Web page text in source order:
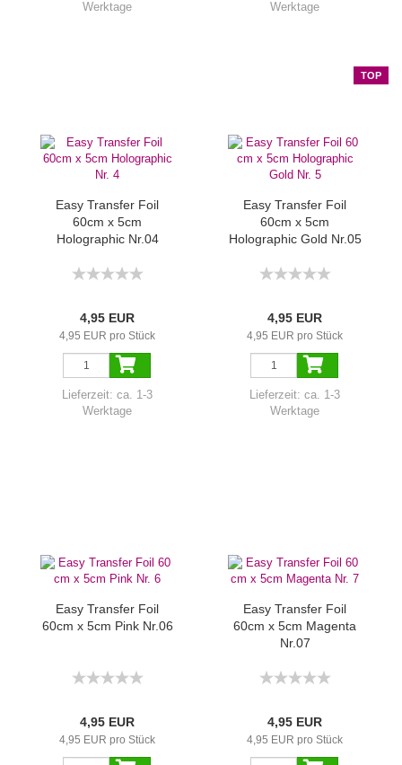
Werktage Werktage
Easy Transfer Foil
60cm x 5cm
Holographic Nr.04
4,95 EUR
4,95 EUR pro Stück
Lieferzeit: ca. 1-3
Werktage
TOP
Easy Transfer Foil
60cm x 5cm
Holographic Gold Nr.05
4,95 EUR
4,95 EUR pro Stück
Lieferzeit: ca. 1-3
Werktage
Easy Transfer Foil
60cm x 5cm Pink Nr.06
4,95 EUR
4,95 EUR pro Stück
Easy Transfer Foil
60cm x 5cm Magenta
Nr.07
4,95 EUR
4,95 EUR pro Stück